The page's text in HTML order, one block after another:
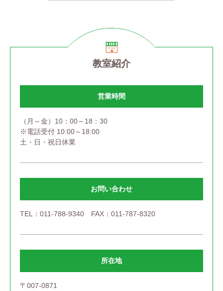
教室紹介
営業時間
（月～金）10：00～18：30
※電話受付 10:00～18:00
土・日・祝日休業
お問い合わせ
TEL：011-788-9340 FAX：011-787-8320
所在地
〒007-0871